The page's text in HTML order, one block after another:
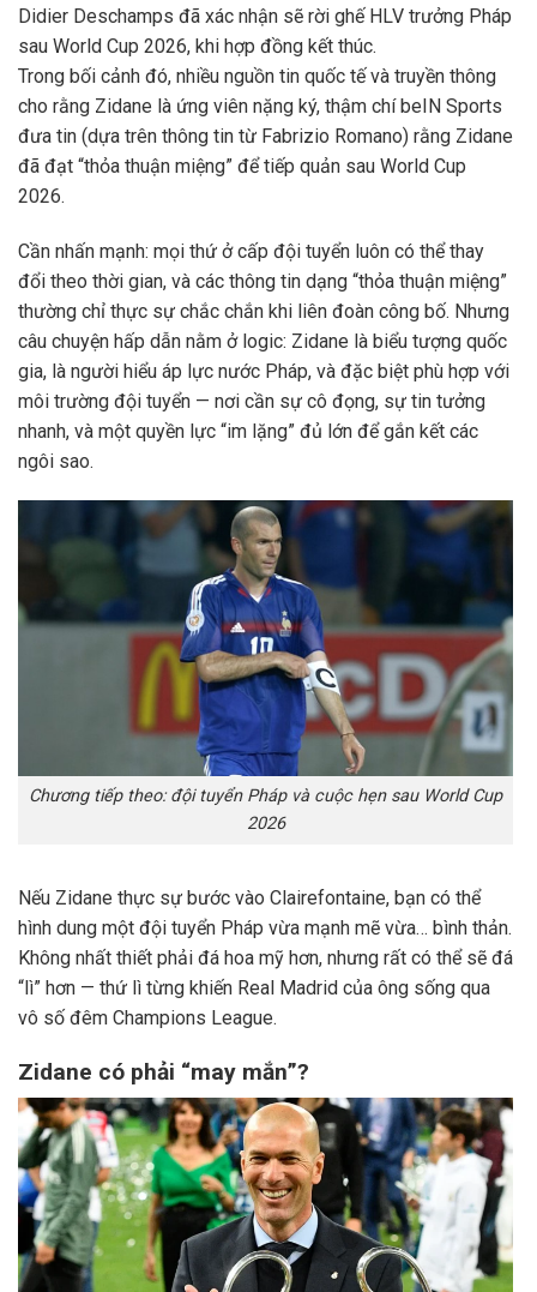
Didier Deschamps đã xác nhận sẽ rời ghế HLV trưởng Pháp
sau World Cup 2026, khi hợp đồng kết thúc.
Trong bối cảnh đó, nhiều nguồn tin quốc tế và truyền thông
cho rằng Zidane là ứng viên nặng ký, thậm chí beIN Sports
đưa tin (dựa trên thông tin từ Fabrizio Romano) rằng Zidane
đã đạt “thỏa thuận miệng” để tiếp quản sau World Cup
2026.
Cần nhấn mạnh: mọi thứ ở cấp đội tuyển luôn có thể thay
đổi theo thời gian, và các thông tin dạng “thỏa thuận miệng”
thường chỉ thực sự chắc chắn khi liên đoàn công bố. Nhưng
câu chuyện hấp dẫn nằm ở logic: Zidane là biểu tượng quốc
gia, là người hiểu áp lực nước Pháp, và đặc biệt phù hợp với
môi trường đội tuyển — nơi cần sự cô đọng, sự tin tưởng
nhanh, và một quyền lực “im lặng” đủ lớn để gắn kết các
ngôi sao.
Chương tiếp theo: đội tuyển Pháp và cuộc hẹn sau World Cup
2026
Nếu Zidane thực sự bước vào Clairefontaine, bạn có thể
hình dung một đội tuyển Pháp vừa mạnh mẽ vừa… bình thản.
Không nhất thiết phải đá hoa mỹ hơn, nhưng rất có thể sẽ đá
“lì” hơn — thứ lì từng khiến Real Madrid của ông sống qua
vô số đêm Champions League.
Zidane có phải “may mắn”?